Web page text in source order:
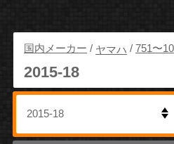
国内メーカー / ヤマハ /751〜
2015-18